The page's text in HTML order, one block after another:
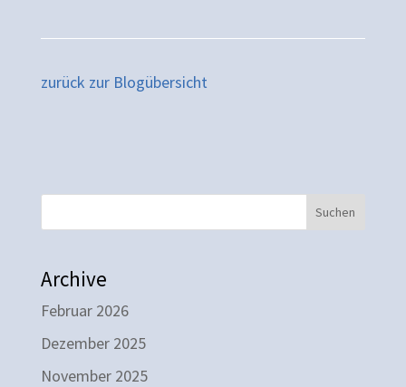
zurück zur Blogübersicht
Suchen
Archive
Februar 2026
Dezember 2025
November 2025